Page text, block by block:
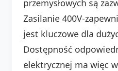
przemysłowych są
Zasilanie 400V-
jest kluczowe dla
Dostępność
elektrycznej ma więc